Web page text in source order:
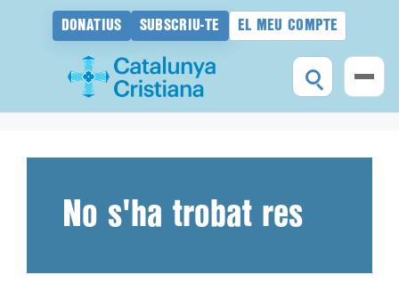
DONATIUS SUBSCRIU-TE EL MEU COMPTE
No s'ha trobat res